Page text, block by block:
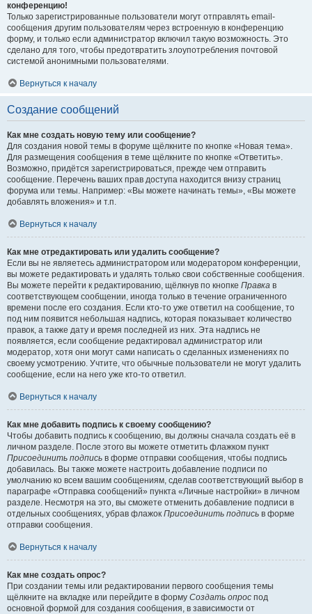
конференцию!
Только зарегистрированные пользователи могут отправлять email-
сообщения другим пользователям через встроенную в конференцию
форму, и только если администратор включил такую возможность. Это
сделано для того, чтобы предотвратить злоупотребления почтовой
системой анонимными пользователями.
Вернуться к началу
Создание сообщений
Как мне создать новую тему или сообщение?
Для создания новой темы в форуме щёлкните по кнопке «Новая тема».
Для размещения сообщения в теме щёлкните по кнопке «Ответить».
Возможно, придётся зарегистрироваться, прежде чем отправить
сообщение. Перечень ваших прав доступа находится внизу страниц
форума или темы. Например: «Вы можете начинать темы», «Вы можете
добавлять вложения» и т.п.
Вернуться к началу
Как мне отредактировать или удалить сообщение?
Если вы не являетесь администратором или модератором конференции,
вы можете редактировать и удалять только свои собственные сообщения.
Вы можете перейти к редактированию, щёлкнув по кнопке Правка в
соответствующем сообщении, иногда только в течение ограниченного
времени после его создания. Если кто-то уже ответил на сообщение, то
под ним появится небольшая надпись, которая показывает количество
правок, а также дату и время последней из них. Эта надпись не
появляется, если сообщение редактировал администратор или
модератор, хотя они могут сами написать о сделанных изменениях по
своему усмотрению. Учтите, что обычные пользователи не могут удалить
сообщение, если на него уже кто-то ответил.
Вернуться к началу
Как мне добавить подпись к своему сообщению?
Чтобы добавить подпись к сообщению, вы должны сначала создать её в
личном разделе. После этого вы можете отметить флажком пункт
Присоединить подпись в форме отправки сообщения, чтобы подпись
добавилась. Вы также можете настроить добавление подписи по
умолчанию ко всем вашим сообщениям, сделав соответствующий выбор в
параграфе «Отправка сообщений» пункта «Личные настройки» в личном
разделе. Несмотря на это, вы сможете отменить добавление подписи в
отдельных сообщениях, убрав флажок Присоединить подпись в форме
отправки сообщения.
Вернуться к началу
Как мне создать опрос?
При создании темы или редактировании первого сообщения темы
щёлкните на вкладке или перейдите в форму Создать опрос под
основной формой для создания сообщения, в зависимости от